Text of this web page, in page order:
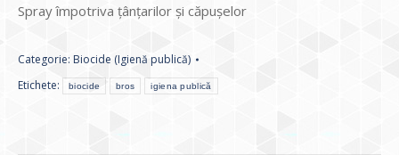
Spray împotriva țânțarilor și căpușelor
Categorie: Biocide (Igienă publică)
Etichete:
biocide bros igiena publică